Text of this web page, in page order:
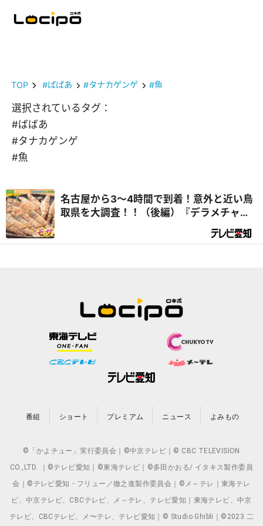
TOP #ばばあ #タナカゲンゲ #魚
選択されているタグ：
#ばばあ
#タナカゲンゲ
#魚
名古屋から3～4時間で到着！意外と近い鳥
取県を大調査！！（後編）『デラメチャ気
番組 ショート プレミアム ニュース よみもの
©「かよチュー」実行委員会｜©中京テレビ｜© CBC TELEVISION
CO.,LTD. ｜©テレビ愛知｜©東海テレビ｜©多田かおる/ イタキス製作委員
会｜©テレビ愛知・フリュー／徹之進製作委員会｜©メ～テレ｜東海テレ
ビ、中京テレビ、CBCテレビ、メ～テレ、テレビ愛知｜東海テレビ、中京
テレビ、CBCテレビ、メ〜テレ、テレビ愛知｜© Studio Ghibli｜©2023 二